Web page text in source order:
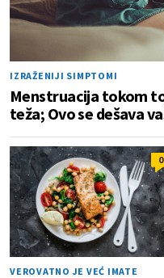
IZRAŽENIJI SIMPTOMI
Menstruacija tokom
teža; Ovo se dešava
0
VEROVATNO JE VEĆ IMATE